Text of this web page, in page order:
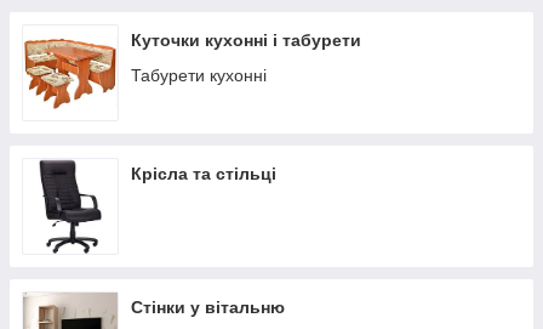
Куточки кухонні і табурети
Табурети кухонні
Крісла та стільці
Стінки у вітальню